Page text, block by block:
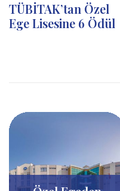
TÜBİTAK’tan Özel
Ege Lisesine 6 Ödül